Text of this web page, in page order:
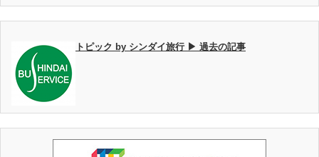
トピック by シンダイ旅行 ▶ 過去の記事